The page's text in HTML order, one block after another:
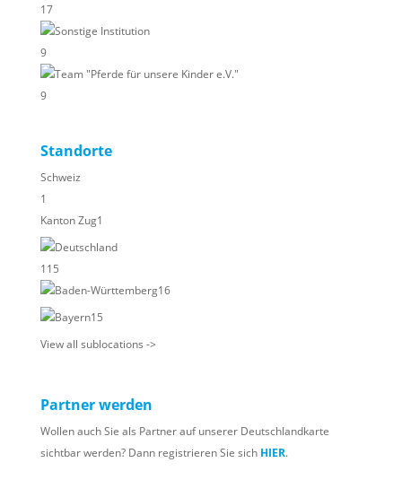
17
Sonstige Institution
9
Team "Pferde für unsere Kinder e.V."
9
Standorte
Schweiz
1
Kanton Zug1
Deutschland
115
Baden-Württemberg16
Bayern15
View all sublocations ->
Partner werden
Wollen auch Sie als Partner auf unserer Deutschlandkarte
sichtbar werden? Dann registrieren Sie sich HIER.